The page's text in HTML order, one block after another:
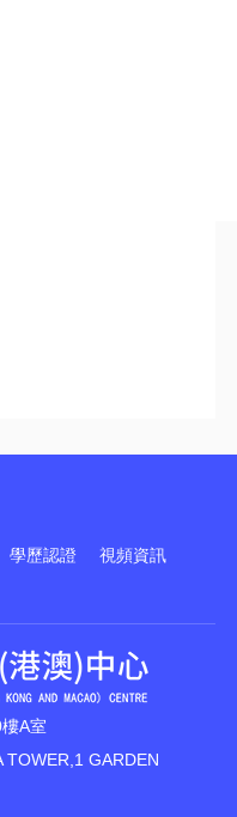
學歷認證
視頻資訊
A室
GARDEN